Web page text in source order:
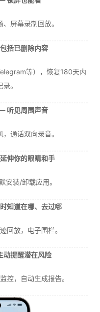
屏幕录制回放。
括已删除内容
等），恢复180天内
。
听见周围声音
通话双向录音。
伸你的眼睛和手
安装/卸载应用。
知道在哪、去过哪
回放，电子围栏。
提醒潜在风险
控，自动生成报告。